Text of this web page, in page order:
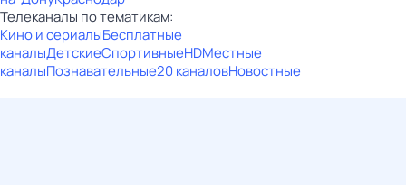
Телеканалы по тематикам:
Кино и сериалыБесплатные
каналыДетскиеСпортивныеHDМестные
каналыПознавательные20 каналовНовостные